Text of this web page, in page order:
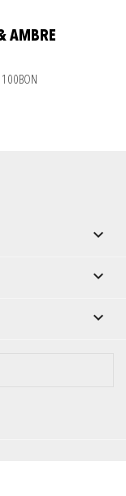
AMBRE
100BON


